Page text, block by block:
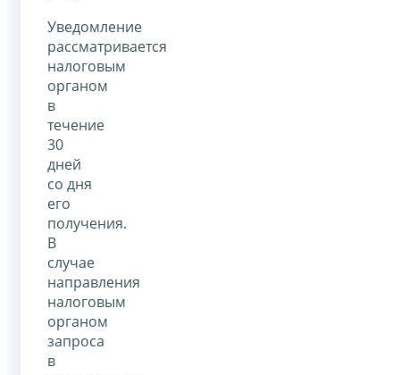
Уведомление
рассматривается
налоговым
органом
в
течение
30
дней
со дня
его
получения.
В
случае
направления
налоговым
органом
запроса
в